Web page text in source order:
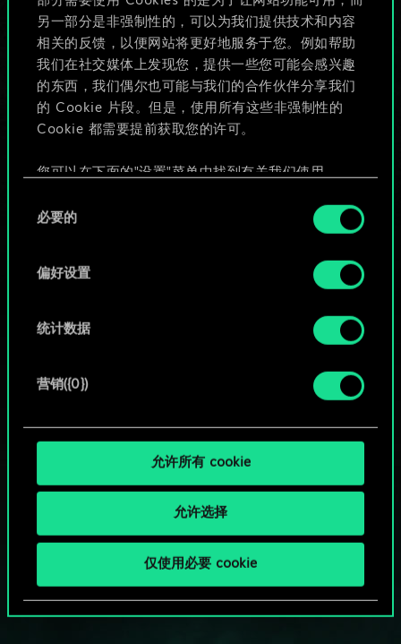
另一部分是非强制性的，可以为我们提供技术和内容
相关的反馈，以便网站将更好地服务于您。例如帮助
我们在社交媒体上发现您，提供一些您可能会感兴趣
的东西，我们偶尔也可能与我们的合作伙伴分享我们
的 Cookie 片段。但是，使用所有这些非强制性的
Cookie 都需要提前获取您的许可。
您可以在下面的"设置"菜单中找到有关我们使用
好。一旦您了解了其中的内容并准备好继续，请点
必要的
偏好设置
统计数据
营销({0})
允许所有 cookie
允许选择
仅使用必要 cookie
给牌组命名并撰写攻略
编辑牌组
或
浏览社区牌组
HOW ABOUT A ROUND OF GWENT?
PC端免费下载游玩